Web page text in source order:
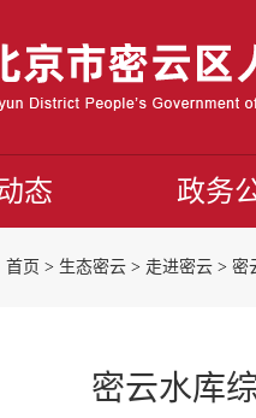
态 政务
首页 > 生态密云 > 走进密云 > 密
密云水库